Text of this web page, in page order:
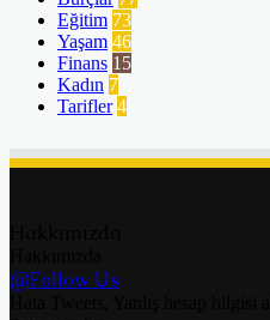
Eğitim 73
Yaşam 46
Finans 15
Kadın 7
Tarifler 4
@Follow Us